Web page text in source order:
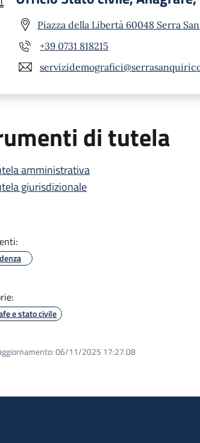
Piazza della Libertà 60048 Serra
+39 0731 818215
di tutela
amministrativa
giurisdizionale
e stato civile
06/11/2025 17:27.08